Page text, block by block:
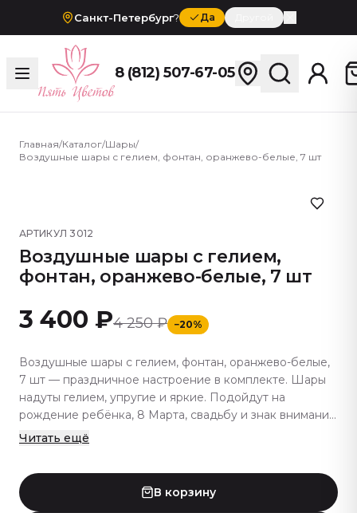
Санкт-Петербург? Да
8 (812) 507-67-05
Главная/Каталог/Шары/
Воздушные шары с гелием, фонтан, оранжево-белые, 7 шт
АРТИКУЛ3012
Воздушные шары с гелием,
фонтан, оранжево-белые, 7 шт
3 400 ₽4 250 ₽ −20%
Воздушные шары с гелием, фонтан, оранжево-белые,
7 шт — праздничное настроение в комплекте. Шары
надуты гелием, упругие и яркие. Подойдут на
рождение ребёнка, 8 Марта, свадьбу и знак внимания
— яркий подарок девушке, подруге и не только.
поверхность. В пару к шарам берут букет живых
цветов или мини-торт — подарок выходит ярким и
Читать ещё
В корзину